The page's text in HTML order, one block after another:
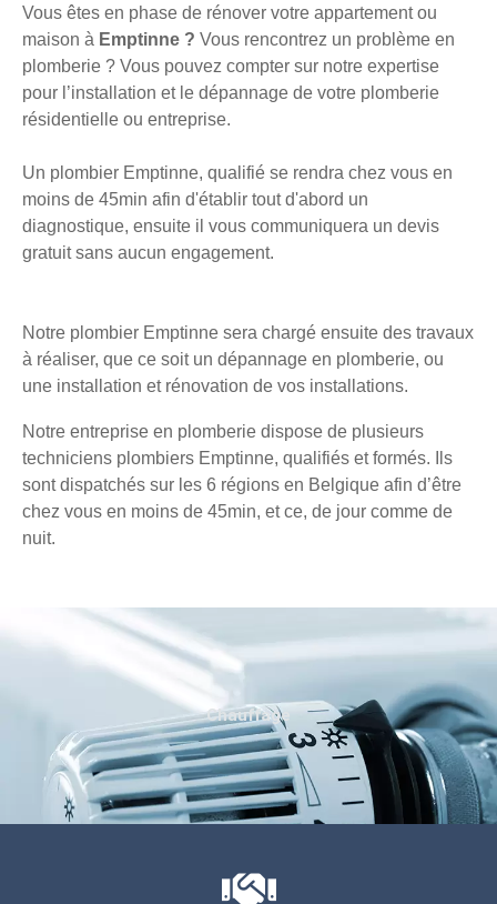
Vous êtes en phase de rénover votre appartement ou
maison à Emptinne ? Vous rencontrez un problème en
plomberie ? Vous pouvez compter sur notre expertise
pour l’installation et le dépannage de votre plomberie
résidentielle ou entreprise.
Un plombier Emptinne, qualifié se rendra chez vous en
moins de 45min afin d'établir tout d'abord un
diagnostique, ensuite il vous communiquera un devis
gratuit sans aucun engagement.
Notre plombier Emptinne sera chargé ensuite des travaux
à réaliser, que ce soit un dépannage en plomberie, ou
une installation et rénovation de vos installations.
Notre entreprise en plomberie dispose de plusieurs
techniciens plombiers Emptinne, qualifiés et formés. Ils
sont dispatchés sur les 6 régions en Belgique afin d’être
chez vous en moins de 45min, et ce, de jour comme de
nuit.
Chauffage